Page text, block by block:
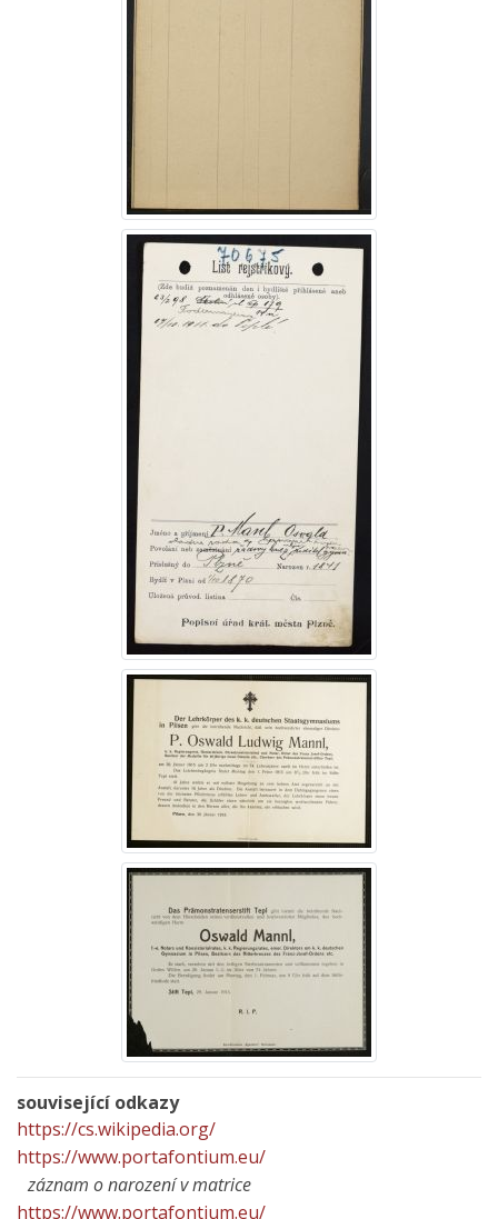
související odkazy
https://cs.wikipedia.org/
https://www.portafontium.eu/
záznam o narození v matrice
https://www.portafontium.eu/